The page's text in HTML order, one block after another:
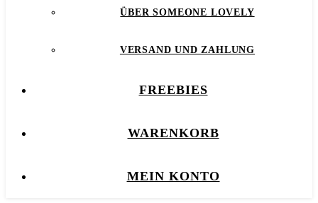
ÜBER SOMEONE LOVELY
VERSAND UND ZAHLUNG
FREEBIES
WARENKORB
MEIN KONTO